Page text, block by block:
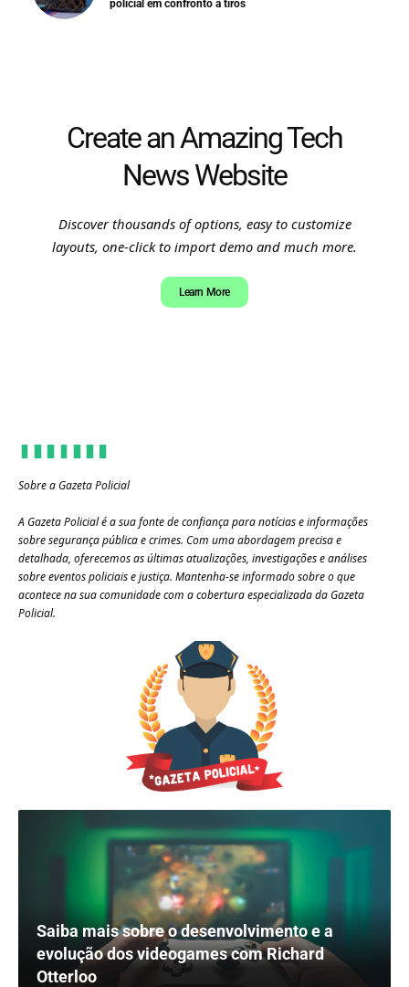
policial em confronto a tiros
Create an Amazing Tech
News Website
Discover thousands of options, easy to customize
layouts, one-click to import demo and much more.
Learn More
Sobre a Gazeta Policial
A Gazeta Policial é a sua fonte de confiança para notícias e informações
sobre segurança pública e crimes. Com uma abordagem precisa e
detalhada, oferecemos as últimas atualizações, investigações e análises
sobre eventos policiais e justiça. Mantenha-se informado sobre o que
acontece na sua comunidade com a cobertura especializada da Gazeta
Policial.
Saiba mais sobre o desenvolvimento e a
evolução dos videogames com Richard
Otterloo